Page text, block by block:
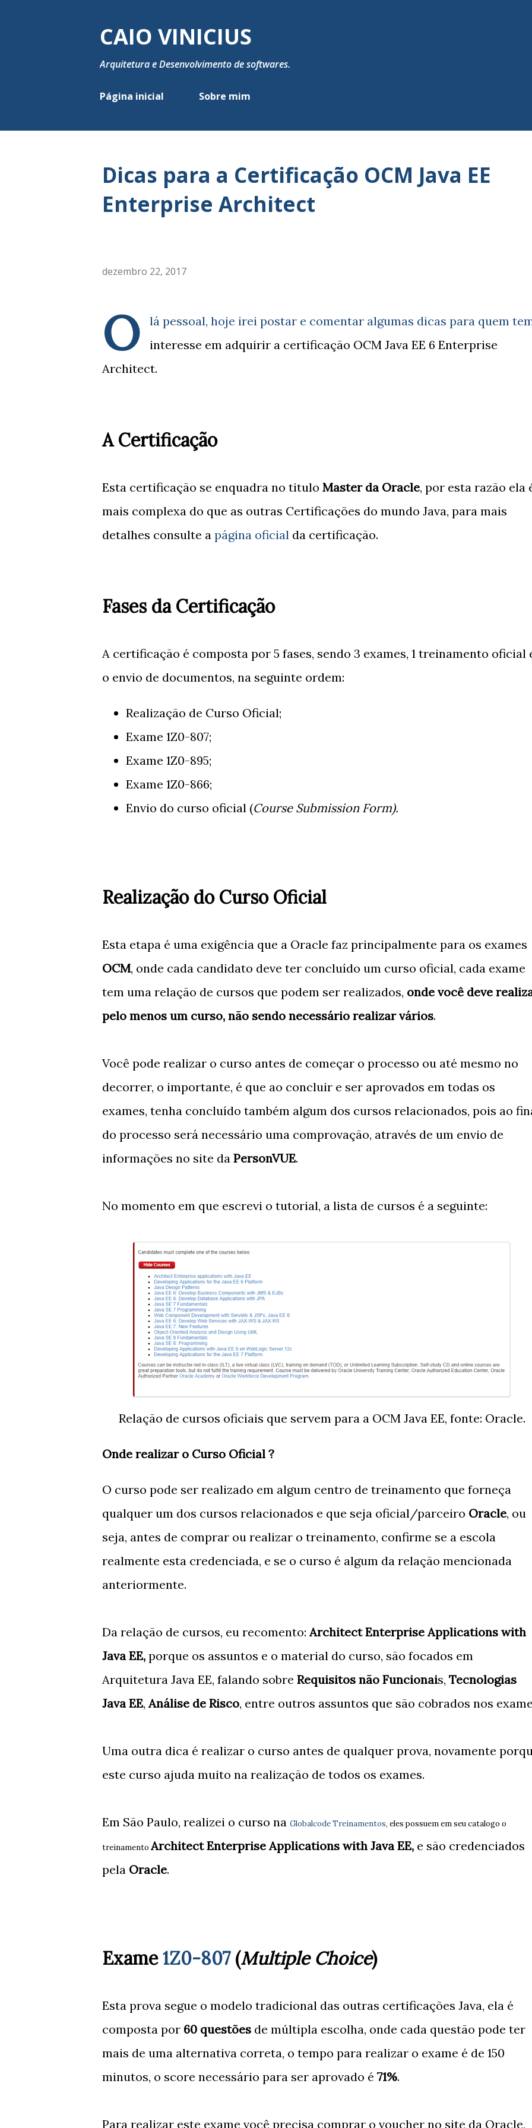
CAIO VINICIUS
Arquitetura e Desenvolvimento de softwares.
Página inicial Sobre mim
Dicas para a Certificação OCM Java EE
Enterprise Architect
dezembro 22, 2017
O
lá pessoal, hoje irei postar e comentar algumas dicas para quem
interesse em adquirir a certificação OCM Java EE 6 Enterprise
Architect.
A Certificação
Esta certificação se enquadra no titulo Master da Oracle, por esta razão ela
mais complexa do que as outras Certificações do mundo Java, para mais
detalhes consulte a página oficial da certificação.
Fases da Certificação
A certificação é composta por 5 fases, sendo 3 exames, 1 treinamento oficial
o envio de documentos, na seguinte ordem:
Realização de Curso Oficial;
Exame 1Z0-807;
Exame 1Z0-895;
Exame 1Z0-866;
Envio do curso oficial (Course Submission Form).
Realização do Curso Oficial
Esta etapa é uma exigência que a Oracle faz principalmente para os exames
OCM, onde cada candidato deve ter concluído um curso oficial, cada exame
tem uma relação de cursos que podem ser realizados, onde você deve
pelo menos um curso, não sendo necessário realizar vários.
Você pode realizar o curso antes de começar o processo ou até mesmo no
decorrer, o importante, é que ao concluir e ser aprovados em todas os
exames, tenha concluído também algum dos cursos relacionados, pois ao
do processo será necessário uma comprovação, através de um envio de
informações no site da PersonVUE.
No momento em que escrevi o tutorial, a lista de cursos é a seguinte:
Relação de cursos oficiais que servem para a OCM Java EE, fonte: Oracle.
Onde realizar o Curso Oficial ?
O curso pode ser realizado em algum centro de treinamento que forneça
qualquer um dos cursos relacionados e que seja oficial/parceiro Oracle, ou
seja, antes de comprar ou realizar o treinamento, confirme se a escola
realmente esta credenciada, e se o curso é algum da relação mencionada
anteriormente.
Da relação de cursos, eu recomento: Architect Enterprise Applications with
Java EE, porque os assuntos e o material do curso, são focados em
Arquitetura Java EE, falando sobre Requisitos não Funcionais, Tecnologias
Java EE, Análise de Risco, entre outros assuntos que são cobrados nos
Uma outra dica é realizar o curso antes de qualquer prova, novamente
este curso ajuda muito na realização de todos os exames.
Em São Paulo, realizei o curso na Globalcode Treinamentos, eles possuem em seu catalogo o
treinamentoArchitect Enterprise Applications with Java EE, e são credenciados
pela Oracle.
Exame1Z0-807(Multiple Choice)
Esta prova segue o modelo tradicional das outras certificações Java, ela é
composta por 60 questões de múltipla escolha, onde cada questão pode ter
mais de uma alternativa correta, o tempo para realizar o exame é de 150
minutos, o score necessário para ser aprovado é 71%.
Para realizar este exame você precisa comprar o voucher no site da Oracle,